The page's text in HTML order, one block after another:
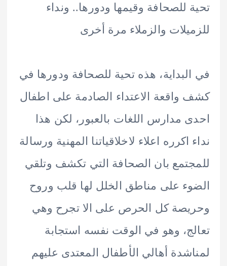
للصحافة وقيمها ودورها.. ونداء
والزملاء مرة أخرى
هذه تحية للصحافة ودورها في
واقعة الاعتداء الصادمة على اطفال
مدارس اللغات بالعبور، لكن هذا
اكرره اعلاء لاخلاقياتنا المهنية ورسالة
بان الصحافة التي تكشف وتلقي
على مناطق الخلل لها قلب وروح
كل الحرص على الا تجرح وهي
وهو في الوقت نفسه استجابة
أهالي الأطفال المعتدى عليهم